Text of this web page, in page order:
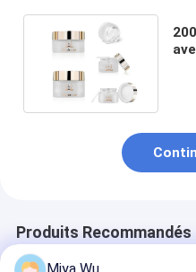
Produits Recommandés